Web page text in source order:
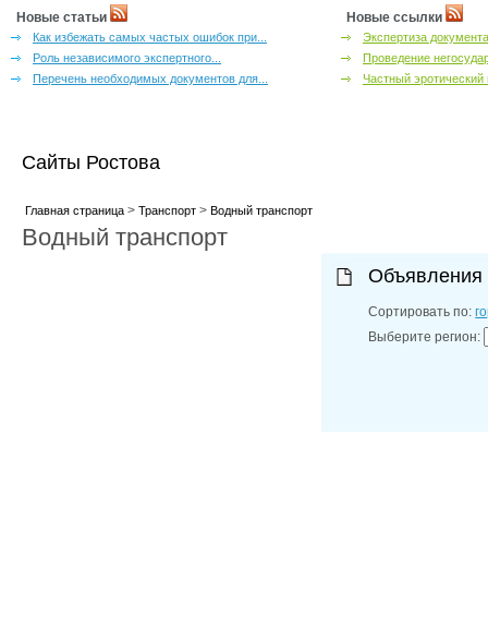
Новые статьи
Как избежать самых частых ошибок при...
Роль независимого экспертного...
Перечень необходимых документов для...
Новые ссылки
Экспертиза
Проведение
Частный
Сайты Ростова
Главная страница> Транспорт> Водный транспорт
Водный транспорт
Сортировать по:
Выберите регион: